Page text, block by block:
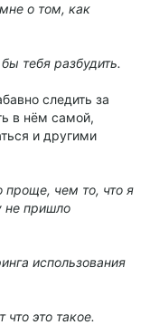
о том, как
тебя разбудить.
следить за
в нём самой,
и другими
проще, чем то, что я
не пришло
использования
это такое.